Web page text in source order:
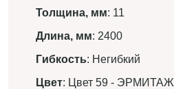
Толщина, мм: 11
Длина, мм: 2400
Гибкость: Негибкий
Цвет: Цвет 59 - ЭРМИТАЖ